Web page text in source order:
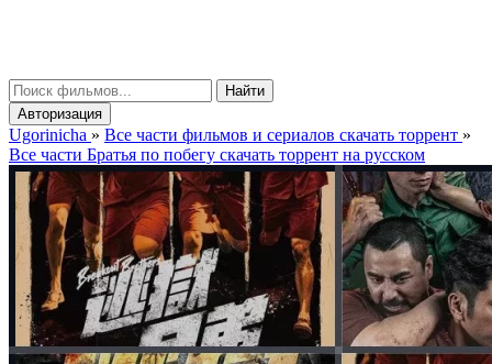
Найти
Авторизация
Ugorinicha » Все части фильмов и сериалов скачать торрент »
Все части Братья по побегу скачать торрент на русском